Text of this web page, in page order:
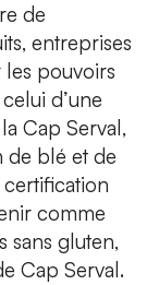
de
entreprises
les pouvoirs
d’une
Cap Serval,
de blé et de
certification
comme
sans gluten,
Cap Serval.